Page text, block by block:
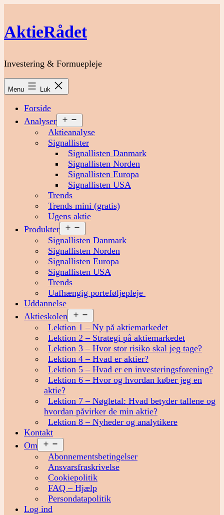
indhold
AktieRådet
Investering & Formuepleje
Menu Luk
Forside
Analyser
menu
Aktieanalyse
Signallister
Signallisten Danmark
Signallisten Norden
Signallisten Europa
Signallisten USA
Trends
Trends mini (gratis)
Ugens aktie
Produkter
menu
Signallisten Danmark
Signallisten Norden
Signallisten Europa
Signallisten USA
Trends
Uafhængig porteføljepleje
Uddannelse
Aktieskolen
menu
Lektion 1 – Ny på aktiemarkedet
Lektion 2 – Strategi på aktiemarkedet
Lektion 3 – Hvor stor risiko skal jeg tage?
Lektion 4 – Hvad er aktier?
Lektion 5 – Hvad er en investeringsforening?
Lektion 6 – Hvor og hvordan køber jeg en
aktie?
Lektion 7 – Nøgletal: Hvad betyder tallene og
hvordan påvirker de min aktie?
Lektion 8 – Nyheder og analytikere
Kontakt
Om
menu
Abonnementsbetingelser
Ansvarsfraskrivelse
Cookiepolitik
FAQ – Hjælp
Persondatapolitik
Log ind